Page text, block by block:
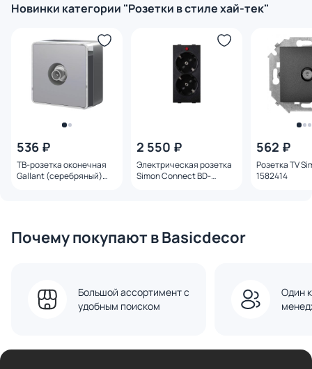
Новинки категории "Розетки в стиле хай-тек"
536 ₽
ТВ-розетка оконечная
Gallant (серебряный)
2 550 ₽
Электрическая розетка
Simon Connect BD-
562 ₽
Розетка TV
1582414
Почему покупают в Basicdecor
Большой ассортимент с
удобным поиском
Один